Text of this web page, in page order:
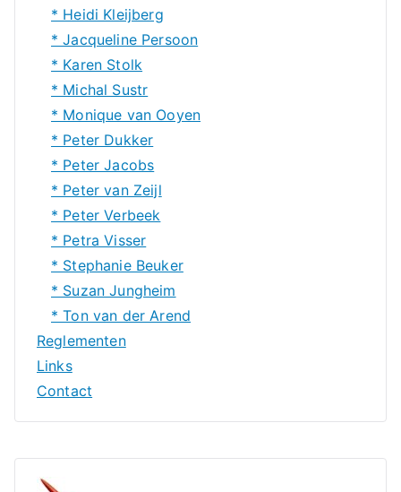
* Heidi Kleijberg
* Jacqueline Persoon
* Karen Stolk
* Michal Sustr
* Monique van Ooyen
* Peter Dukker
* Peter Jacobs
* Peter van Zeijl
* Peter Verbeek
* Petra Visser
* Stephanie Beuker
* Suzan Jungheim
* Ton van der Arend
Reglementen
Links
Contact